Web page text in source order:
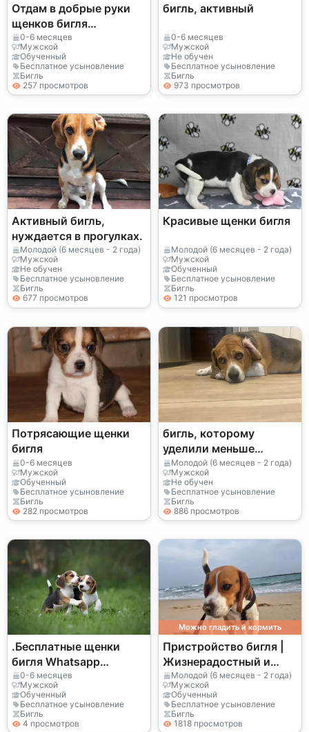
Отдам в добрые руки
щенков бигля
(мальчика и девочку)
0-6 месяцев
Мужской
Обученный
Бесплатное усыновление
Бигль
257 просмотров
бигль, активный
0-6 месяцев
Мужской
Не обучен
Бесплатное усыновление
Бигль
973 просмотров
Активный бигль,
нуждается в прогулках.
Молодой (6 месяцев - 2 года)
Мужской
Не обучен
Бесплатное усыновление
Бигль
677 просмотров
Красивые щенки бигля
Молодой (6 месяцев - 2 года)
Мужской
Обученный
Бесплатное усыновление
Бигль
121 просмотров
Потрясающие щенки
бигля
0-6 месяцев
Мужской
Обученный
Бесплатное усыновление
Бигль
282 просмотров
бигль, которому
уделили меньше
внимания, чем
следовало бы.
Молодой (6 месяцев - 2 года)
Мужской
Не обучен
Бесплатное усыновление
Бигль
886 просмотров
.Бесплатные щенки
бигля Whatsapp
(+34)611386992
0-6 месяцев
Мужской
Обученный
Бесплатное усыновление
Бигль
4 просмотров
Можно гладить и кормить
Пристройство бигля |
Жизнерадостный и
любознательный
Молодой (6 месяцев - 2 года)
Мужской
Обученный
Бесплатное усыновление
Бигль
1818 просмотров